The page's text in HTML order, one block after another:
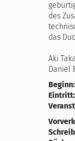
des
das
Aki
Daniel